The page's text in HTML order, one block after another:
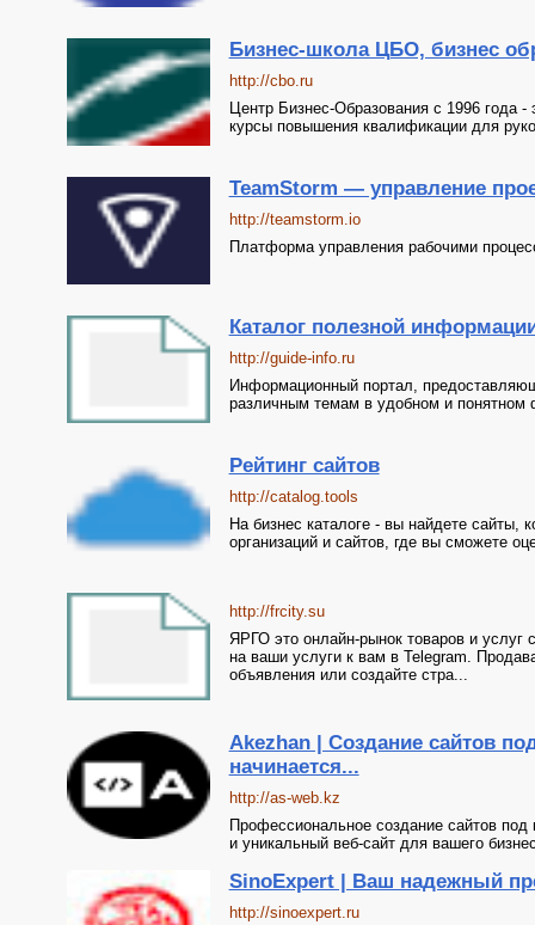
Бизнес-школа ЦБО, бизнес
http://cbo.ru
Центр Бизнес-Образования с 1996 года -
курсы повышения квалификации для
TeamStorm — управление
http://teamstorm.io
Платформа управления рабочими
Каталог полезной
http://guide-info.ru
Информационный портал,
различным темам в удобном и понятном
Рейтинг сайтов
http://catalog.tools
На бизнес каталоге - вы найдете сайты,
организаций и сайтов, где вы сможете
http://frcity.su
ЯРГО это онлайн-рынок товаров и услуг
на ваши услуги к вам в Telegram.
объявления или создайте стра...
Akezhan | Создание сайтов
начинается...
http://as-web.kz
Профессиональное создание сайтов
и уникальный веб-сайт для вашего
SinoExpert | Ваш надежный
http://sinoexpert.ru